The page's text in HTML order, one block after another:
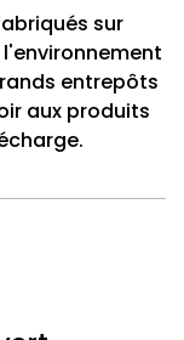
sur
entrepôts
aux produits